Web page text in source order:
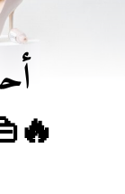
والأحذية في